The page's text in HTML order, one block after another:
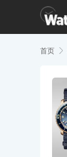
首页 